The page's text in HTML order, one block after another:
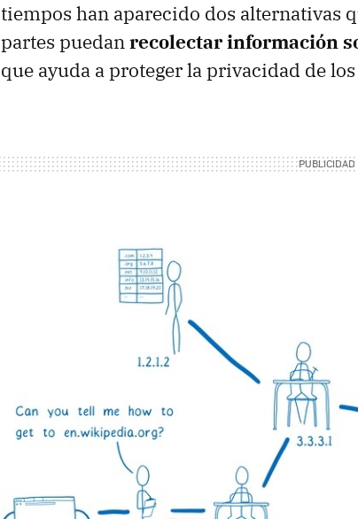
tiempos han aparecido dos alternativas
partes puedanrecolectar información
que ayuda a proteger la privacidad de